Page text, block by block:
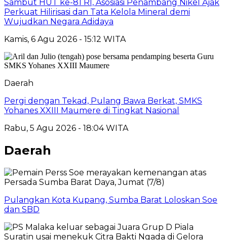
Sambut HUT ke-81 RI, Asosiasi Penambang Nikel Ajak
Perkuat Hilirisasi dan Tata Kelola Mineral demi
Wujudkan Negara Adidaya
Kamis, 6 Agu 2026 - 15:12 WITA
Daerah
Pergi dengan Tekad, Pulang Bawa Berkat, SMKS
Yohanes XXIII Maumere di Tingkat Nasional
Rabu, 5 Agu 2026 - 18:04 WITA
Daerah
Pulangkan Kota Kupang, Sumba Barat Loloskan Soe
dan SBD